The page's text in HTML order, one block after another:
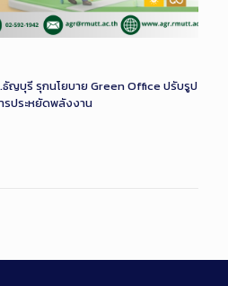
ธัญบุรี รุกนโยบาย Green Office ปรับรูป
รประหยัดพลังงาน